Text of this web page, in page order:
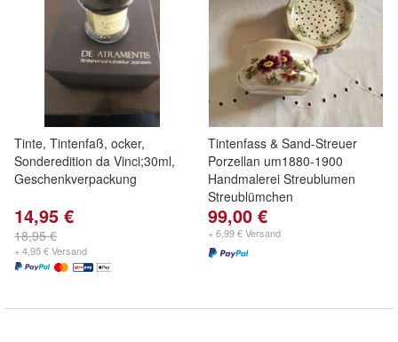
Tinte, Tintenfaß, ocker,
Sonderedition da Vinci;30ml,
Geschenkverpackung
14,95 €
18,95 €
+ 4,95 € Versand
Tintenfass & Sand-Streuer
Porzellan um1880-1900
Handmalerei Streublumen
Streublümchen
99,00 €
+ 6,99 € Versand